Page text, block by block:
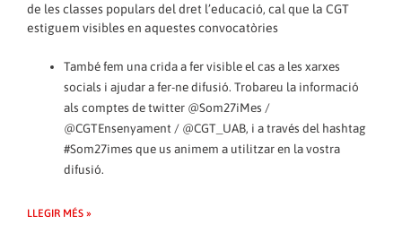
de les classes populars del dret l’educació, cal que la CGT
estiguem visibles en aquestes convocatòries
També fem una crida a fer visible el cas a les xarxes
socials i ajudar a fer-ne difusió. Trobareu la informació
als comptes de twitter @Som27iMes /
@CGTEnsenyament / @CGT_UAB, i a través del hashtag
#Som27imes que us animem a utilitzar en la vostra
difusió.
LLEGIR MÉS »